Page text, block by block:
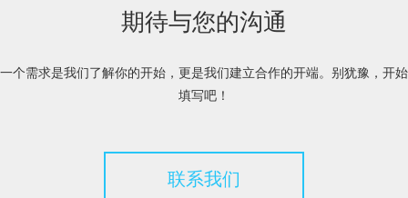
期待与您的沟通
一个需求是我们了解你的开始，更是我们建立合作的开端。别犹豫，开始
填写吧！
联系我们